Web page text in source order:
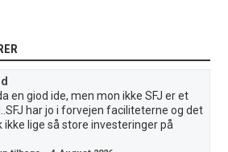
en giod ide, men mon ikke SFJ er et
har jo i forvejen faciliteterne og det
ikke lige så store investeringer på